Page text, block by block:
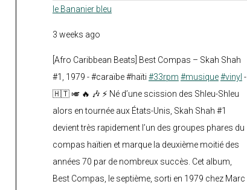
le Bananier bleu
3 weeks ago
[Afro Caribbean Beats] Best Compas – Skah Shah
#1, 1979 - #caraïbe #haïti #33rpm #musique#vinyl -
🇭🇹 🎺 🔥 🎶 ⚡ Né d’une scission des Shleu-Shleu
alors en tournée aux États-Unis, Skah Shah #1
devient très rapidement l’un des groupes phares du
compas haïtien et marque la deuxième moitié des
années 70 par de nombreux succès. Cet album,
Best Compas, le septième, sorti en 1979 chez Marc